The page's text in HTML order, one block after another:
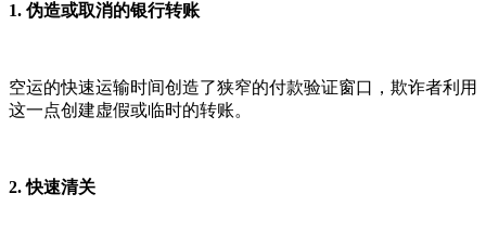
1. 伪造或取消的银行转账
空运的快速运输时间创造了狭窄的付款验证窗口，欺诈者利用
这一点创建虚假或临时的转账。
2. 快速清关